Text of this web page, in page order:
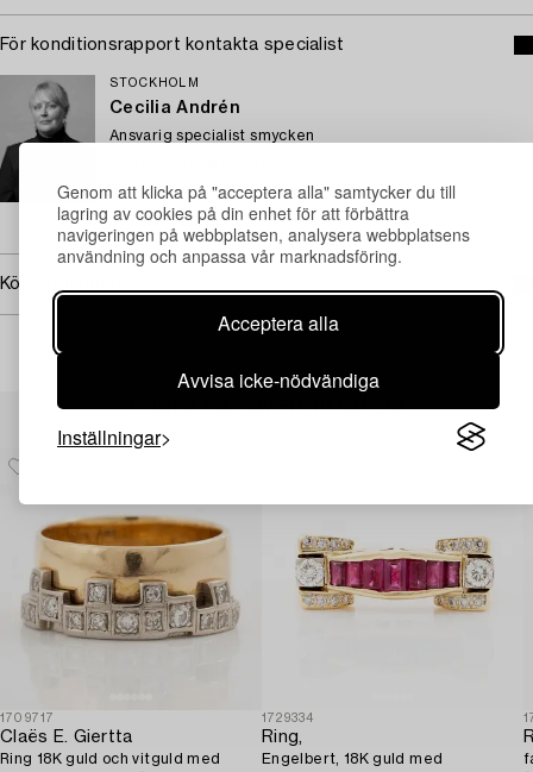
Genom att klicka på "acceptera alla" samtycker du till
lagring av cookies på din enhet för att förbättra
navigeringen på webbplatsen, analysera webbplatsens
användning och anpassa vår marknadsföring.
Acceptera alla
Avvisa icke-nödvändiga
Inställningar
För konditionsrapport kontakta specialist
STOCKHOLM
Cecilia Andrén
Ansvarig specialist smycken
E-post
→ Se vad vi söker
Köpinformation
Andra har även tittat på
1709717
Claës E. Giertta
Ring 18K guld och vitguld med
1729334
Ring,
Engelbert, 18K guld med